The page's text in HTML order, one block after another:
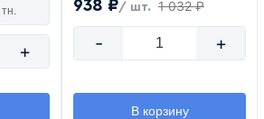
тн.
+
938 ₽/ шт. 1 032 ₽
- +
В корзину